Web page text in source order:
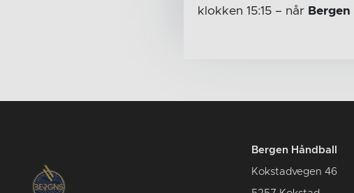
klokken 15:15– når Bergen
Bergen Håndball
Kokstadvegen 46